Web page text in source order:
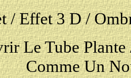
/ Effet3 D /
Le Tube
Comme Un